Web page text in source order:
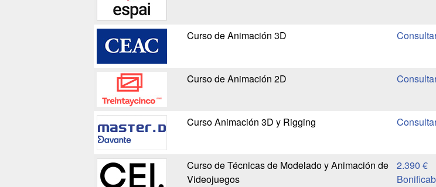
Curso de Animación 3D
Curso de Animación 2D
Curso Animación 3D y Rigging
Curso de Técnicas de Modelado y Animación de
Videojuegos
2.390 €